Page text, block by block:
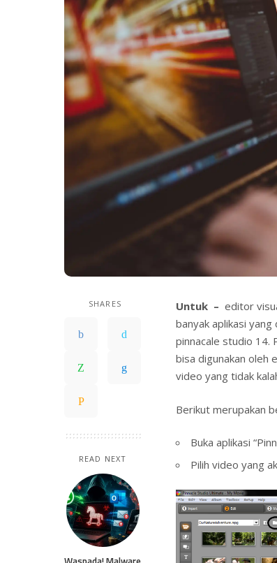
SHARES
READ NEXT
Untuk – editor
banyak aplikasi
pinnacale studio 14.
bisa digunakan oleh
video yang tidak
Berikut merupakan
Buka aplikasi
Pilih video yang